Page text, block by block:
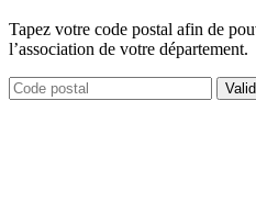
Tapez votre code postal afin de
l’association de votre département.